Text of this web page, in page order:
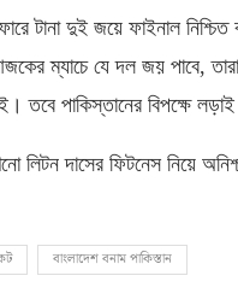
টানা দুই জয়ে ফাইনাল
ম্যাচে যে দল জয় পাবে,
তবে পাকিস্তানের বিপক্ষে
লিটন দাসের ফিটনেস নিয়ে
বাংলাদেশ বনাম পাকিস্তান